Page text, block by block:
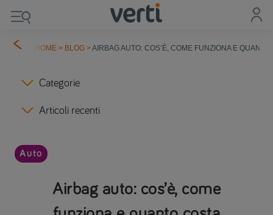
HOME > BLOG >AIRBAG AUTO: COS’È, COME FUNZIONA E QUANTO
Categorie
Articoli recenti
Airbag auto: cos’è, come
Auto